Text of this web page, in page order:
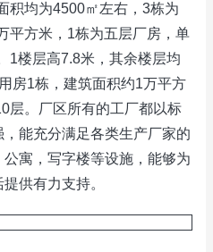
积均为4500㎡左右，3栋为
平方米，1栋为五层厂房，单
1楼层高7.8米，其余楼层均
房1栋，建筑面积约1万平方
层。厂区所有的工厂都以标
能充分满足各类生产厂家的
寓，写字楼等设施，能够为
供有力支持。